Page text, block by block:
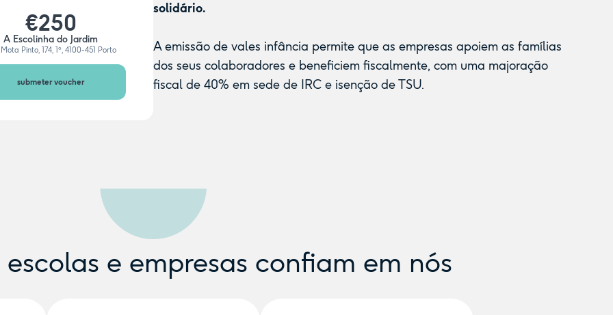
€250
A Escolinha do Jardim
Pinto, 174, 1º, 4100-451 Porto
submeter voucher
solidário.
A emissão de vales infância permite que as empresas apoiem as famílias
dos seus colaboradores e beneficiem fiscalmente, com uma majoração
fiscal de 40% em sede de IRC e isenção de TSU.
e empresas confiam em nós